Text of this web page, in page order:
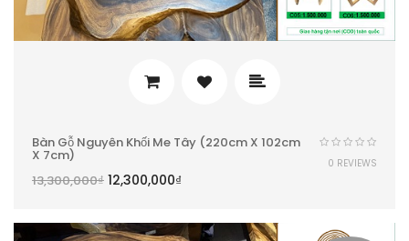
Bàn Gỗ Nguyên Khối Me Tây (220cm X 102cm
X 7cm)
13,300,000₫ 12,300,000₫
0 REVIEWS